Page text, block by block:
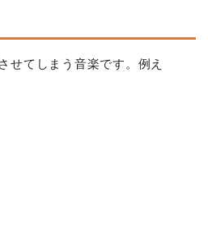
せてしまう音楽です。例え